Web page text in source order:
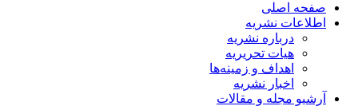
صفحه اصلی
اطلاعات نشریه
درباره نشریه
هیات تحریریه
اهداف و زمینه‌ها
اخبار نشریه
آرشیو مجله و مقالات